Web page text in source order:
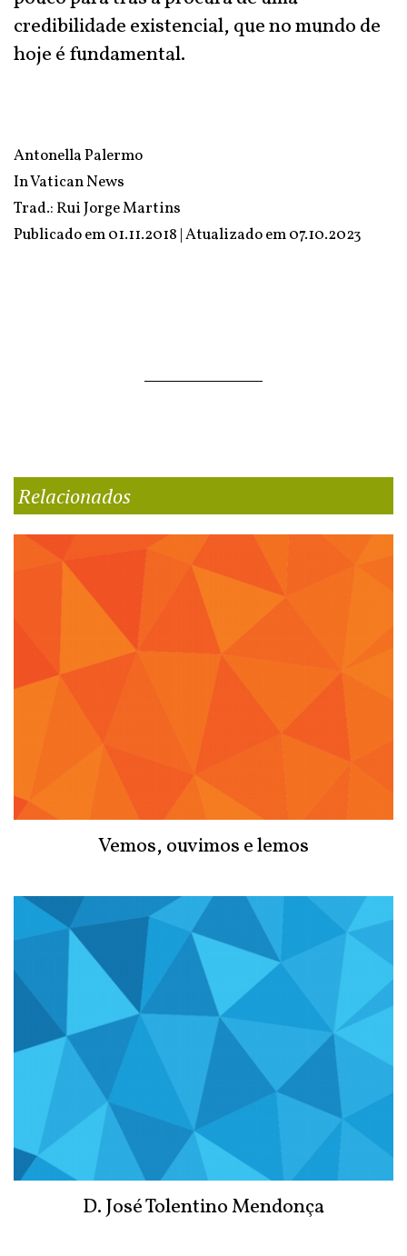
credibilidade existencial, que no mundo de
hoje é fundamental.
Antonella Palermo
InVatican News
Trad.: Rui Jorge Martins
Publicado em 01.11.2018 | Atualizado em07.10.2023
Relacionados
Vemos, ouvimos e lemos
D. José Tolentino Mendonça